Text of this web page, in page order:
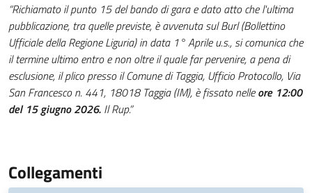
“Richiamato il punto 15 del bando di gara e dato atto che l'ultima
pubblicazione, tra quelle previste, è avvenuta sul Burl (Bollettino
Ufficiale della Regione Liguria) in data 1° Aprile u.s., si comunica che
il termine ultimo entro e non oltre il quale far pervenire, a pena di
esclusione, il plico presso il Comune di Taggia, Ufficio Protocollo, Via
San Francesco n. 441, 18018 Taggia (IM), è fissato nelleore 12:00
del 15 giugno 2026. Il Rup.”
Collegamenti